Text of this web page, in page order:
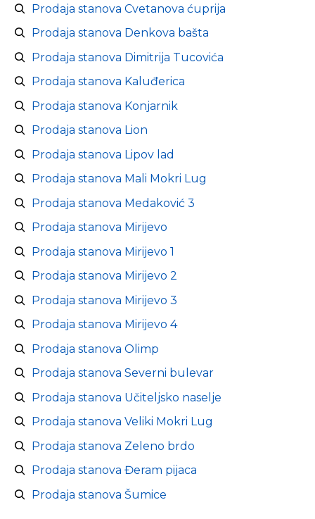
Prodaja stanova Cvetanova ćuprija
Prodaja stanova Denkova bašta
Prodaja stanova Dimitrija Tucovića
Prodaja stanova Kaluđerica
Prodaja stanova Konjarnik
Prodaja stanova Lion
Prodaja stanova Lipov lad
Prodaja stanova Mali Mokri Lug
Prodaja stanova Medaković 3
Prodaja stanova Mirijevo
Prodaja stanova Mirijevo 1
Prodaja stanova Mirijevo 2
Prodaja stanova Mirijevo 3
Prodaja stanova Mirijevo 4
Prodaja stanova Olimp
Prodaja stanova Severni bulevar
Prodaja stanova Učiteljsko naselje
Prodaja stanova Veliki Mokri Lug
Prodaja stanova Zeleno brdo
Prodaja stanova Đeram pijaca
Prodaja stanova Šumice